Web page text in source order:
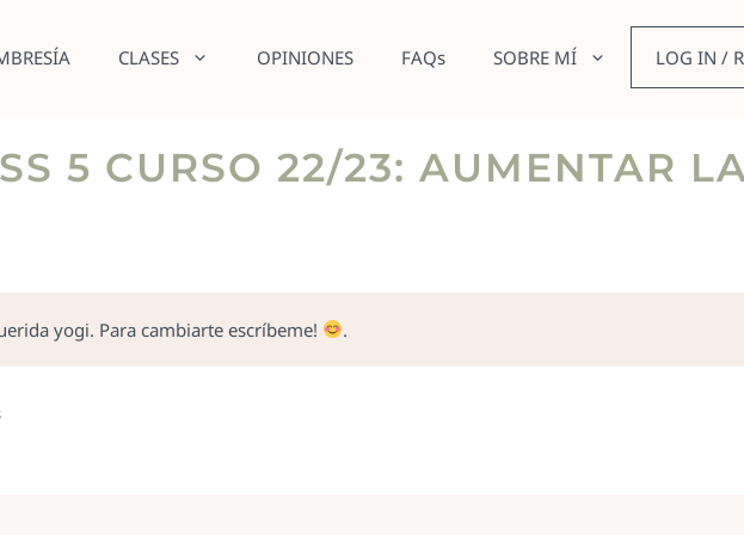
CLASES OPINIONES FAQs SOBRE MÍ LOG IN /
5 CURSO 22/23: AUMENTAR
yogi. Para cambiarte escríbeme! .